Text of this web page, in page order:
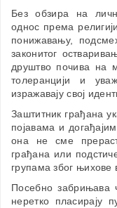
Без обзира на
однос према
понижавању,
законитог
друштво почива на
толеранцији и
изражавају свој
Заштитник грађана
појавама и
она не сме
грађана или
групама због
Посебно забрињава
неретко пласирају